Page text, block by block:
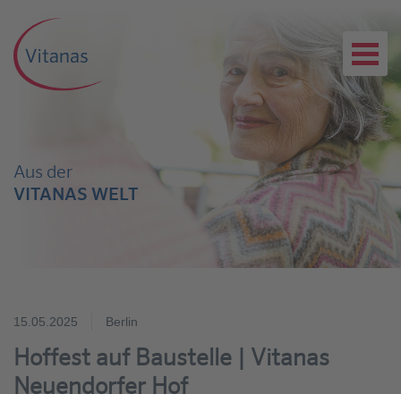
Aus der
VITANAS WELT
15.05.2025 Berlin
Hoffest auf Baustelle | Vitanas
Neuendorfer Hof